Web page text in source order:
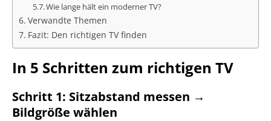
Wie lange hält ein moderner TV?
Verwandte Themen
Fazit: Den richtigen TV finden
In 5 Schritten zum richtigen TV
Schritt 1: Sitzabstand messen →
Bildgröße wählen